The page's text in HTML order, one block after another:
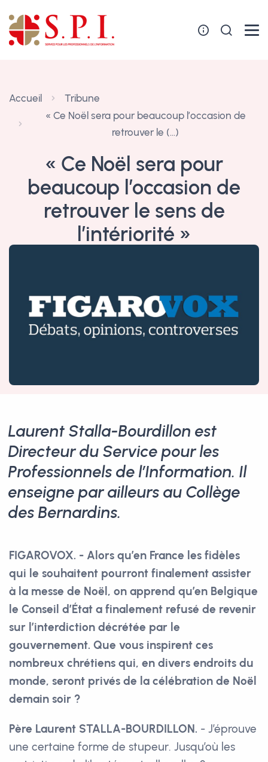
Accueil
Tribune
« Ce Noël sera pour beaucoup l’occasion de
retrouver le (…)
« Ce Noël sera pour
beaucoup l’occasion de
retrouver le sens de
l’intériorité »
Laurent Stalla-Bourdillon est
Directeur du Service pour les
Professionnels de l’Information. Il
enseigne par ailleurs au Collège
des Bernardins.
FIGAROVOX. - Alors qu’en France les fidèles
qui le souhaitent pourront finalement assister
à la messe de Noël, on apprend qu’en Belgique
le Conseil d’État a finalement refusé de revenir
sur l’interdiction décrétée par le
gouvernement. Que vous inspirent ces
nombreux chrétiens qui, en divers endroits du
monde, seront privés de la célébration de Noël
demain soir ?
Père Laurent STALLA-BOURDILLON. - J’éprouve
une certaine forme de stupeur. Jusqu’où les